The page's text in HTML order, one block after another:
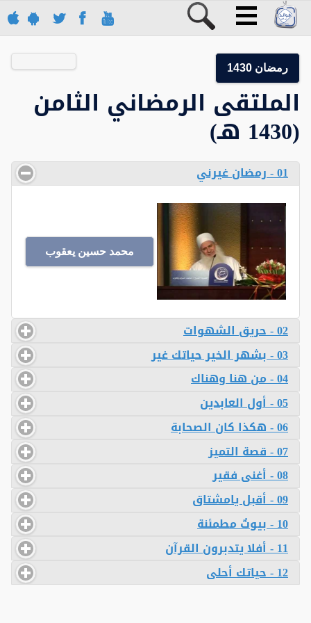
رمضان 1430
الملتقى الرمضاني الثامن
(1430 هـ)
01 - رمضان غيرني
محمد حسين يعقوب
02 - حريق الشهوات
03 - بشهر الخير حياتك غير
04 - من هنا وهناك
05 - أول العابدين
06 - هكذا كان الصحابة
07 - قصة التميز
08 - أغنى فقير
09 - أقبل يامشتاق
10 - بيوتٌ مطمئنة
11 - أفلا يتدبرون القرآن
12 - حياتك أحلى